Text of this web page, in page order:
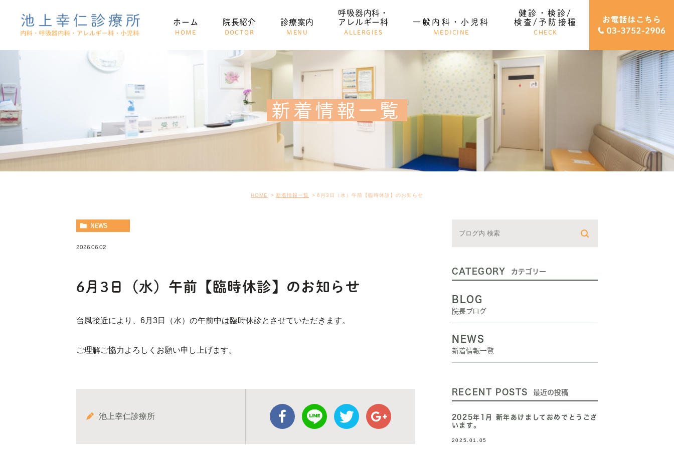
ホーム
HOME
院長紹介
DOCTOR
診療案内
MENU
呼吸器内科・
アレルギー科
ALLERGIES
一般内科・小児科
MEDICINE
健診・検診/
検査/予防接種
CHECK
健診・検診/検査
予防接種
新着情報一覧
HOME 新着情報一覧 6月3日（水）午前【臨時休診】のお知らせ
NEWS
2026.06.02
6月3日（水）午前【臨時休診】のお知らせ
台風接近により、6月3日（水）の午前中は臨時休診とさせていただきます。
ご理解ご協力よろしくお願い申し上げます。
池上幸仁診療所
CATEGORY カテゴリー
BLOG
院長ブログ
NEWS
新着情報一覧
RECENT POSTS 最近の投稿
2025年1月 新年あけましておめでとうござ
います。
2025.01.05